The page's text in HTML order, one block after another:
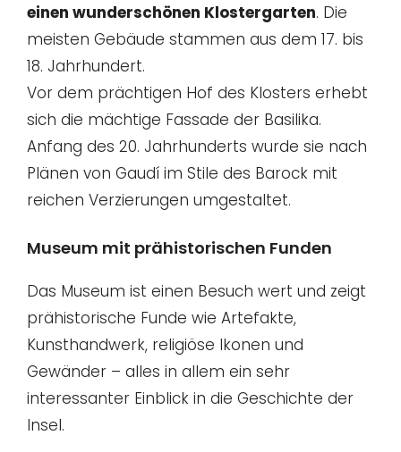
einen wunderschönen Klostergarten. Die
meisten Gebäude stammen aus dem 17. bis
18. Jahrhundert.
Vor dem prächtigen Hof des Klosters erhebt
sich die mächtige Fassade der Basilika.
Anfang des 20. Jahrhunderts wurde sie nach
Plänen von Gaudí im Stile des Barock mit
reichen Verzierungen umgestaltet.
Museum mit prähistorischen Funden
Das Museum ist einen Besuch wert und zeigt
prähistorische Funde wie Artefakte,
Kunsthandwerk, religiöse Ikonen und
Gewänder – alles in allem ein sehr
interessanter Einblick in die Geschichte der
Insel.